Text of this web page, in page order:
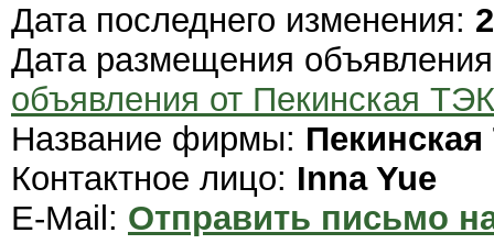
Дата последнего изменения:
Дата размещения
объявления от Пекинская
Название фирмы:
Контактное лицо: Inna Yue
E-Mail: Отправить письмо